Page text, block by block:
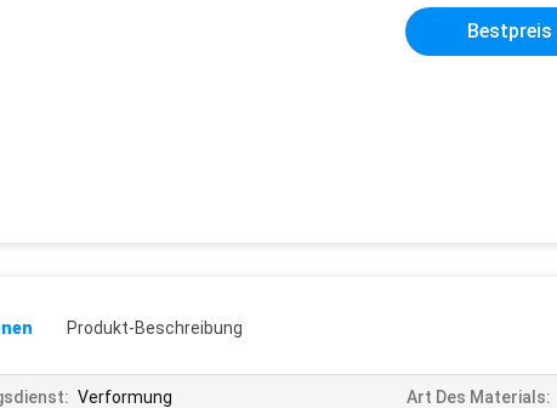
Bestpreis
Produkt-Beschreibung
Verformung Art Des Materials: